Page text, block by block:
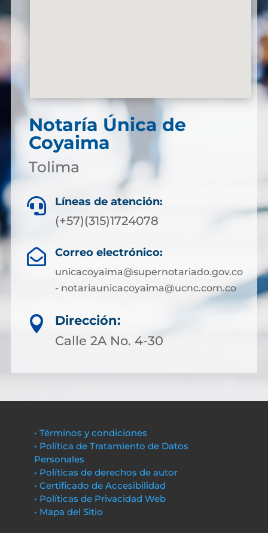
Notaría Única de
Coyaima
Tolima
 Líneas de atención:
(+57)(315)1724078
 Correo electrónico:
unicacoyaima@supernotariado.gov.co
- notariaunicacoyaima@ucnc.com.co

Dirección:
Calle 2A No. 4-30
• Términos y condiciones
• Política de Tratamiento de Datos
Personales
• Políticas de derechos de autor
• Certificado de Accesibilidad
• Políticas de Privacidad Web
• Mapa del Sitio